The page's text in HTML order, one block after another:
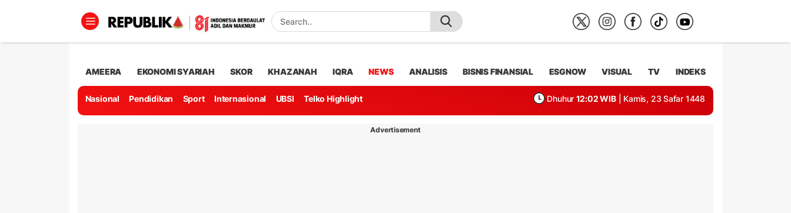
AMEERA EKONOMI SYARIAH SKOR KHAZANAH IQRA NEWS ANALISIS BISNIS FINANSIAL ESGNOW VISUAL TV INDEKS
Nasional Pendidikan Sport Internasional UBSI Telko Highlight Dhuhur 12:02 WIB | Kamis, 23 Safar 1448
Advertisement